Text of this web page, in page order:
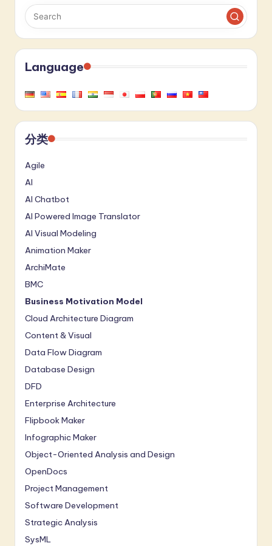
页
Language
分类
Agile
AI
AI Chatbot
AI Powered Image Translator
AI Visual Modeling
Animation Maker
ArchiMate
BMC
Business Motivation Model
Cloud Architecture Diagram
Content & Visual
Data Flow Diagram
Database Design
DFD
Enterprise Architecture
Flipbook Maker
Infographic Maker
Object-Oriented Analysis and Design
OpenDocs
Project Management
Software Development
Strategic Analysis
SysML